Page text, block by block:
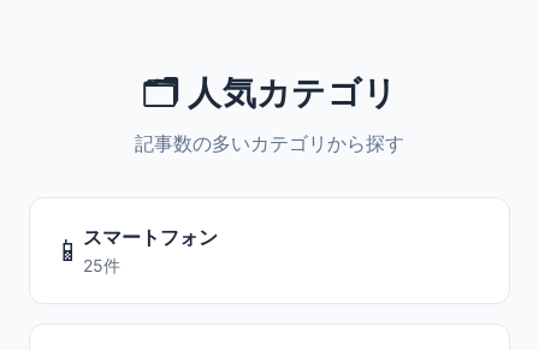
🗂️ 人気カテゴリ
記事数の多いカテゴリから探す
📱 スマートフォン
25件